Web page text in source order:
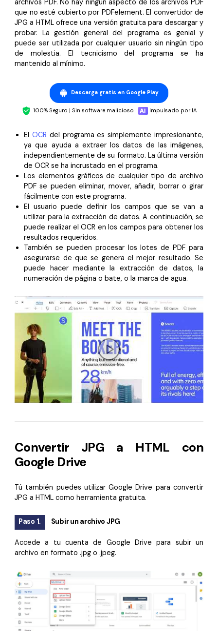
archivos PDF. No hay ningún aspecto de los archivos PDF
que no esté cubierto por PDFelement. El convertidor de
JPG a HTML ofrece una versión gratuita para descargar y
probar. La gestión general del programa es genial y
puede ser utilizada por cualquier usuario sin ningún tipo
de molestia. El tecnicismo del programa se ha
mantenido al mínimo.
Descarga gratis en Google Play
100% Seguro | Sin software malicioso | Impulsado por IA
El OCR del programa es simplemente impresionante,
ya que ayuda a extraer los datos de las imágenes,
independientemente de su formato. La última versión
de OCR se ha incrustado en el programa.
Los elementos gráficos de cualquier tipo de archivo
PDF se pueden eliminar, mover, añadir, borrar o girar
fácilmente con este programa.
El usuario puede definir los campos que se van a
utilizar para la extracción de datos. A continuación, se
puede realizar el OCR en los campos para obtener los
resultados requeridos.
También se pueden procesar los lotes de PDF para
asegurarse de que se genera el mejor resultado. Se
puede hacer mediante la extracción de datos, la
numeración de página o bate, o la marca de agua.
Convertir JPG a HTML con
Google Drive
Tú también puedes utilizar Google Drive para convertir
JPG a HTML como herramienta gratuita.
Paso 1. Subir un archivo JPG
Accede a tu cuenta de Google Drive para subir un
archivo en formato .jpg o .jpeg.